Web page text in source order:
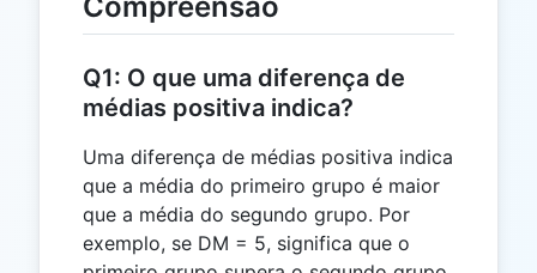
Q1: O que uma diferença de
médias positiva indica?
Uma diferença de médias positiva indica
que a média do primeiro grupo é maior
que a média do segundo grupo. Por
exemplo, se DM = 5, significa que o